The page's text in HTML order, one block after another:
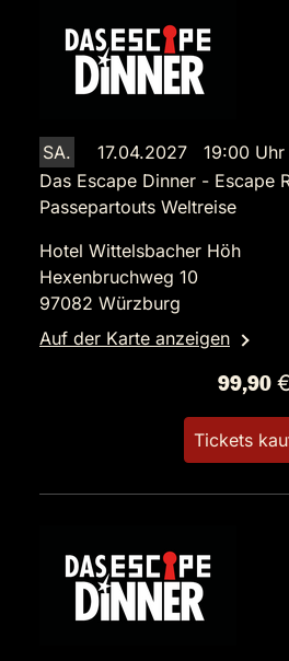
SA.
17.04.2027 19:00 Uhr
Das Escape Dinner - Escape
Passepartouts Weltreise
Hotel Wittelsbacher Höh
Hexenbruchweg 10
97082 Würzburg
Auf der Karte anzeigen
99,90 €
Tickets